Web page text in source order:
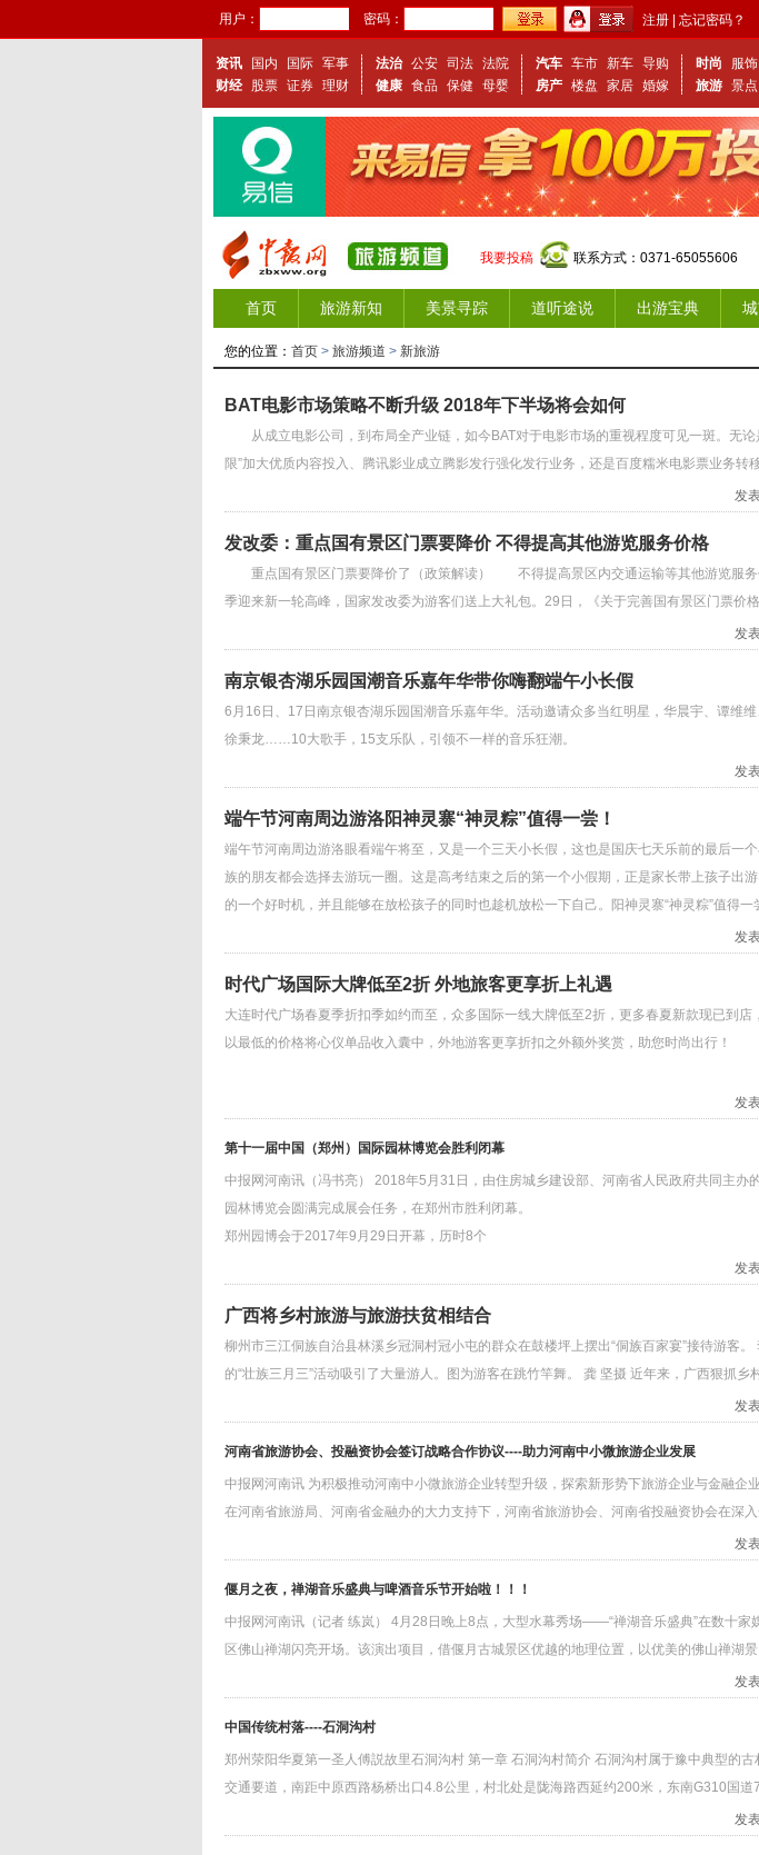
用户： 密码： 注册 忘记密码？
资讯 国内 国际 军事
财经
股票 证券 理财
法治 公安 司法 法院
健康 食品 保健 母婴
汽车 车市 新车 导购
房产 楼盘 家居 婚嫁
时尚 服饰
旅游 景点
我要投稿 联系方式：0371-65055606
首页 旅游新知 美景寻踪 道听途说 出游宝典
您的位置： 首页 > 旅游频道 > 新旅游
BAT电影市场策略不断升级 2018年下半场将会如何
从成立电影公司，到布局全产业链，如今BAT对于电影市场的重视程度可见一斑。无论
限”加大优质内容投入、腾讯影业成立腾影发行强化发行业务，还是百度糯米电影票业务转
发
发改委：重点国有景区门票要降价 不得提高其他游览服务价格
重点国有景区门票要降价了（政策解读） 不得提高景区内交通运输等其他游览服
季迎来新一轮高峰，国家发改委为游客们送上大礼包。29日，《关于完善国有景区门票价
发
南京银杏湖乐园国潮音乐嘉年华带你嗨翻端午小长假
6月16日、17日南京银杏湖乐园国潮音乐嘉年华。活动邀请众多当红明星，华晨宇、谭维维
徐秉龙……10大歌手，15支乐队，引领不一样的音乐狂潮。
发
端午节河南周边游洛阳神灵寨“神灵粽”值得一尝！
端午节河南周边游洛眼看端午将至，又是一个三天小长假，这也是国庆七天乐前的最后一
族的朋友都会选择去游玩一圈。这是高考结束之后的第一个小假期，正是家长带上孩子出
的一个好时机，并且能够在放松孩子的同时也趁机放松一下自己。阳神灵寨“神灵粽”值得一
发
时代广场国际大牌低至2折 外地旅客更享折上礼遇
大连时代广场春夏季折扣季如约而至，众多国际一线大牌低至2折，更多春夏新款现已到店
以最低的价格将心仪单品收入囊中，外地游客更享折扣之外额外奖赏，助您时尚出行！
发
第十一届中国（郑州）国际园林博览会胜利闭幕
中报网河南讯（冯书亮） 2018年5月31日，由住房城乡建设部、河南省人民政府共同主办
园林博览会圆满完成展会任务，在郑州市胜利闭幕。
郑州园博会于2017年9月29日开幕，历时8个
发
广西将乡村旅游与旅游扶贫相结合
柳州市三江侗族自治县林溪乡冠洞村冠小屯的群众在鼓楼坪上摆出“侗族百家宴”接待游客
的“壮族三月三”活动吸引了大量游人。图为游客在跳竹竿舞。 龚 坚摄 近年来，广西狠抓乡
发
河南省旅游协会、投融资协会签订战略合作协议----助力河南中小微旅游企业发展
中报网河南讯 为积极推动河南中小微旅游企业转型升级，探索新形势下旅游企业与金融企
在河南省旅游局、河南省金融办的大力支持下，河南省旅游协会、河南省投融资协会在深
发
偃月之夜，禅湖音乐盛典与啤酒音乐节开始啦！！！
中报网河南讯（记者 练岚） 4月28日晚上8点，大型水幕秀场——“禅湖音乐盛典”在数十家
区佛山禅湖闪亮开场。该演出项目，借偃月古城景区优越的地理位置，以优美的佛山禅湖
发
中国传统村落----石洞沟村
郑州荥阳华夏第一圣人傅説故里石洞沟村 第一章 石洞沟村简介 石洞沟村属于豫中典型的
交通要道，南距中原西路杨桥出口4.8公里，村北处是陇海路西延约200米，东南G310国道
发